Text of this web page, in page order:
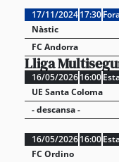
17/11/202417:30
Nàstic
FC Andorra
Lliga
16/05/202616:00
UE Santa Coloma
- descansa -
16/05/202616:00
FC Ordino